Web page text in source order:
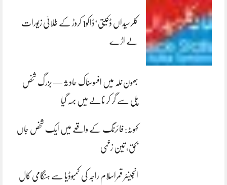
کلرسیداں ڈکیتی‘ڈاکو1 کروڑ کے طلائی زیورات
لے اڑے
بھون نلہ میں افسوسناک حادثہ — بزرگ شخص
پلی سے گر کر نالے میں بہہ گیا
کہوٹہ: فائرنگ کے واقعے میں ایک شخص جاں
بحق، تین زخمی
انجینئر قمراسلام راجہ کی کمبوڈیا سے ہنگامی کال